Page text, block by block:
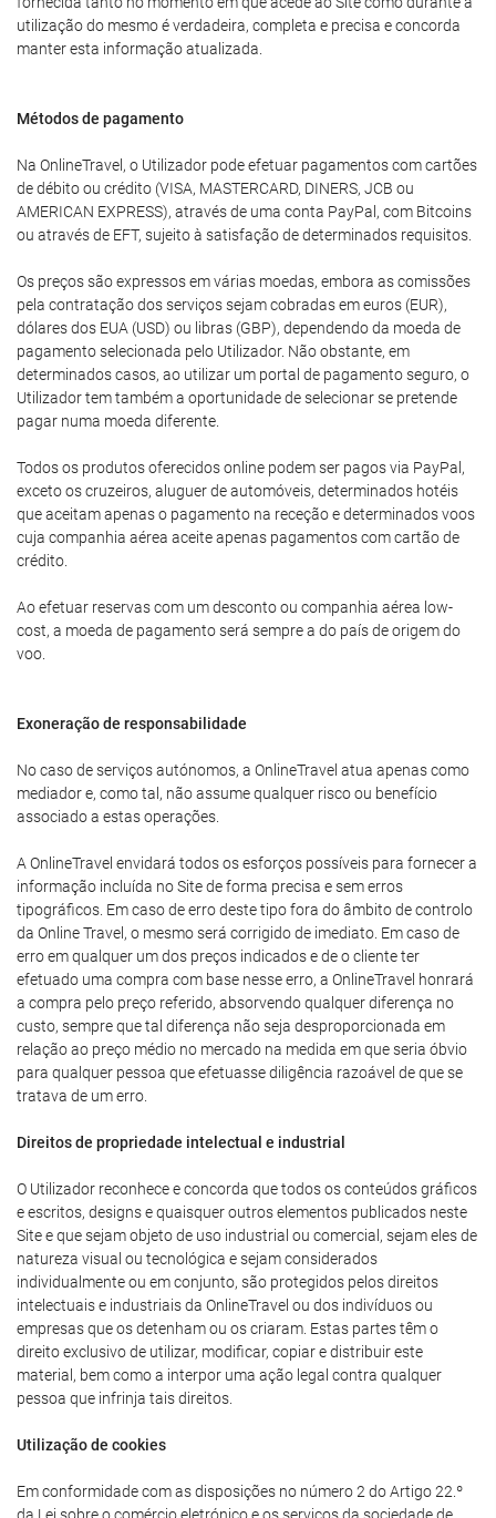
utilização do mesmo é verdadeira, completa e precisa e concorda
manter esta informação atualizada.
Métodos de pagamento
Na OnlineTravel, o Utilizador pode efetuar pagamentos com cartões
de débito ou crédito (VISA, MASTERCARD, DINERS, JCB ou
AMERICAN EXPRESS), através de uma conta PayPal, com Bitcoins
ou através de EFT, sujeito à satisfação de determinados requisitos.
Os preços são expressos em várias moedas, embora as comissões
pela contratação dos serviços sejam cobradas em euros (EUR),
dólares dos EUA (USD) ou libras (GBP), dependendo da moeda de
pagamento selecionada pelo Utilizador. Não obstante, em
determinados casos, ao utilizar um portal de pagamento seguro, o
Utilizador tem também a oportunidade de selecionar se pretende
pagar numa moeda diferente.
Todos os produtos oferecidos online podem ser pagos via PayPal,
exceto os cruzeiros, aluguer de automóveis, determinados hotéis
que aceitam apenas o pagamento na receção e determinados voos
cuja companhia aérea aceite apenas pagamentos com cartão de
crédito.
Ao efetuar reservas com um desconto ou companhia aérea low-
cost, a moeda de pagamento será sempre a do país de origem do
voo.
Exoneração de responsabilidade
No caso de serviços autónomos, a OnlineTravel atua apenas como
mediador e, como tal, não assume qualquer risco ou benefício
associado a estas operações.
A OnlineTravel envidará todos os esforços possíveis para fornecer a
informação incluída no Site de forma precisa e sem erros
tipográficos. Em caso de erro deste tipo fora do âmbito de controlo
da Online Travel, o mesmo será corrigido de imediato. Em caso de
erro em qualquer um dos preços indicados e de o cliente ter
efetuado uma compra com base nesse erro, a OnlineTravel honrará
a compra pelo preço referido, absorvendo qualquer diferença no
custo, sempre que tal diferença não seja desproporcionada em
relação ao preço médio no mercado na medida em que seria óbvio
para qualquer pessoa que efetuasse diligência razoável de que se
tratava de um erro.
Direitos de propriedade intelectual e industrial
O Utilizador reconhece e concorda que todos os conteúdos gráficos
e escritos, designs e quaisquer outros elementos publicados neste
Site e que sejam objeto de uso industrial ou comercial, sejam eles de
natureza visual ou tecnológica e sejam considerados
individualmente ou em conjunto, são protegidos pelos direitos
intelectuais e industriais da OnlineTravel ou dos indivíduos ou
empresas que os detenham ou os criaram. Estas partes têm o
direito exclusivo de utilizar, modificar, copiar e distribuir este
material, bem como a interpor uma ação legal contra qualquer
pessoa que infrinja tais direitos.
Utilização de cookies
Em conformidade com as disposições no número 2 do Artigo 22.º